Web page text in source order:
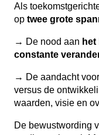
Als
op twee grote
→ De nood aan
constante
→ De aandacht
versus de
waarden, visie en
De bewustwording